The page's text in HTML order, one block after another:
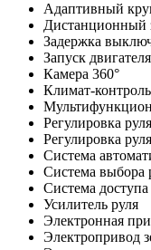
Адаптивный
Дистанционный
Задержка
Запуск
Камера 360°
Климат-
Регулировка
Регулировка
Система
Система выбора
Система доступа
Усилитель руля
Электронная
Электропривод